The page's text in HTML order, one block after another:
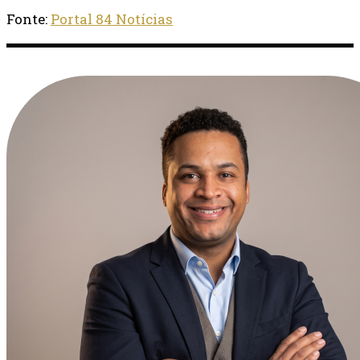
Fonte: Portal 84 Notícias